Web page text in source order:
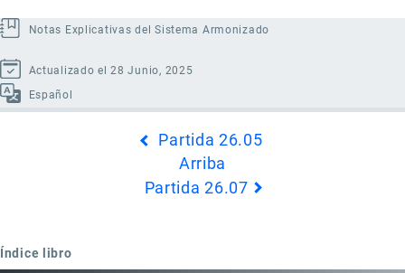
Notas Explicativas del Sistema Armonizado
Actualizado el 28 Junio, 2025
Español
Partida 26.05
Arriba
Partida 26.07
Índice libro